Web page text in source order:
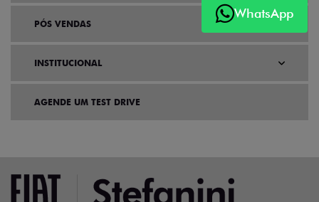
WhatsApp
PÓS VENDAS
INSTITUCIONAL
AGENDE UM TEST DRIVE